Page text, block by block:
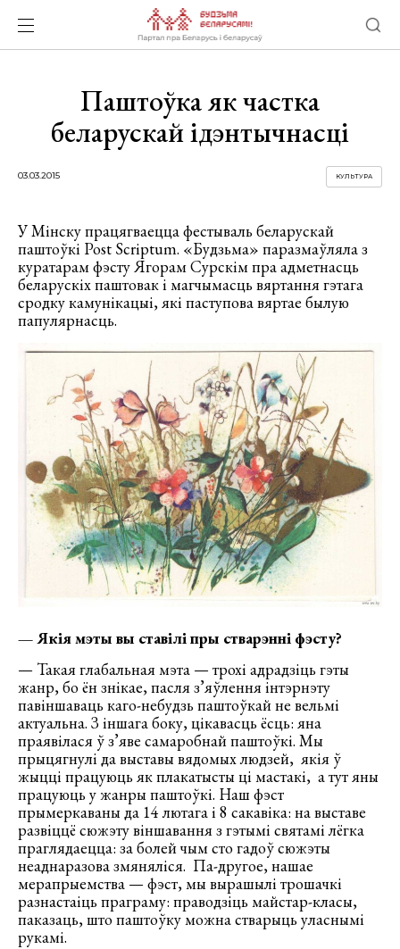
Паштоўка як частка
беларускай ідэнтычнасці
03.03.2015 КУЛЬТУРА
У Мінску працягваецца фестываль беларускай
паштоўкі Post Scriptum. «Будзьма» паразмаўляла з
куратарам фэсту Ягорам Сурскім пра адметнасць
беларускіх паштовак і магчымасць вяртання гэтага
сродку камунікацыі, які паступова вяртае былую
папулярнасць.
— Якія мэты вы ставілі пры стварэнні фэсту?
— Такая глабальная мэта — трохі адрадзіць гэты
жанр, бо ён знікае, пасля з’яўлення інтэрнэту
павіншаваць каго-небудзь паштоўкай не вельмі
актуальна. З іншага боку, цікавасць ёсць: яна
праявілася ў з’яве самаробнай паштоўкі. Мы
прыцягнулі да выставы вядомых людзей, якія ў
жыцці працуюць як плакатысты ці мастакі, а тут яны
працуюць у жанры паштоўкі. Наш фэст
прымеркаваны да 14 лютага і 8 сакавіка: на выставе
развіццё сюжэту віншавання з гэтымі святамі лёгка
праглядаецца: за болей чым сто гадоў сюжэты
неаднаразова змяняліся. Па-другое, нашае
мерапрыемства — фэст, мы вырашылі трошачкі
разнастаіць праграму: праводзіць майстар-класы,
паказаць, што паштоўку можна стварыць уласнымі
рукамі.